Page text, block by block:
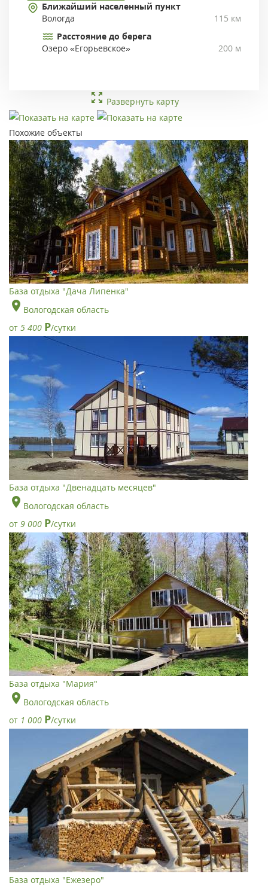
Ближайший населенный пункт
Вологда
115 км
Расстояние до берега
Озеро «Егорьевское»
200 м
Развернуть карту
Похожие объекты
База отдыха "Дача Липенка"
Вологодская область
от 5 400 Р/сутки
База отдыха "Двенадцать месяцев"
Вологодская область
от 9 000 Р/сутки
База отдыха "Мария"
Вологодская область
от 1 000 Р/сутки
База отдыха "Ежезеро"